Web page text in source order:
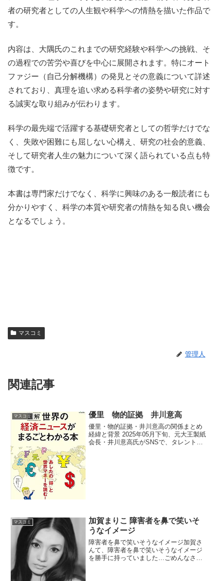
者の研究者としての人生観や科学への情熱を描いた作品で
す。
内容は、大隅氏のこれまでの研究経験や科学への挑戦、そ
の過程での苦労や喜びを中心に展開されます。特にオート
ファジー（自己分解機構）の発見とその意義について詳述
されており、真理を追い求める科学者の姿勢や研究に対す
る誠実な取り組みが伝わります。
科学の最先端で活躍する基礎研究者としての哲学だけでな
く、失敗や困難にも屈しない心構え、研究の社会的意義、
そして研究者人生の魅力について深く語られている点も特
徴です。
本書は専門家だけでなく、科学に興味のある一般読者にも
分かりやすく、科学の本質や研究者の情熱を知る良い機会
となるでしょう。
マスコミ
管理人
関連記事
マスコミ 優里 物的証拠 井川意高
優里・物的証拠・井川意高の関係まとめ
経緯と背景 2025年05月下旬、元大王製紙
会長・井川意高氏がSNSで、タレント中
マスコミ
加賀まりこ 障害者を鼻で笑いそ
うなイメージ
障害者を鼻で笑いそうなイメージ加賀さ
んて、障害者を鼻で笑いそうなイメージ
を勝手に持っていました…ごめんなさ